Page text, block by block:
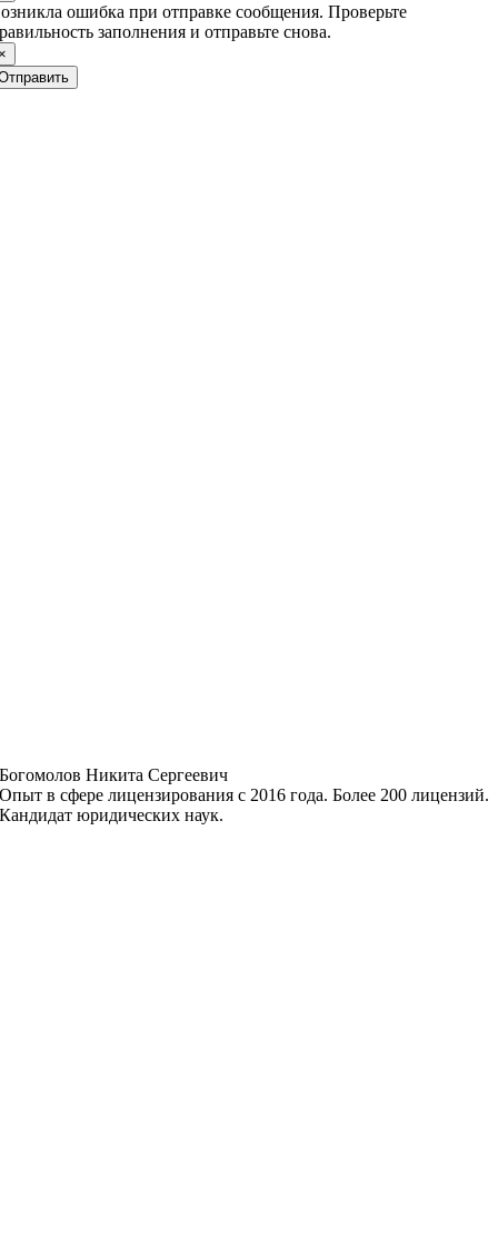
ошибка при отправке сообщения. Проверьте
заполнения и отправьте снова.
Богомолов Никита Сергеевич
Опыт в сфере лицензирования с 2016 года. Более 200 лицензий.
Кандидат юридических наук.